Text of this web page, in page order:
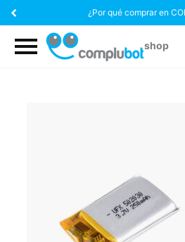
¿Por qué comprar en